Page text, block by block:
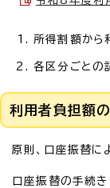
所得割額から
各区分ごとの
利用者負担額
原則、口座振替に
口座振替の手続き